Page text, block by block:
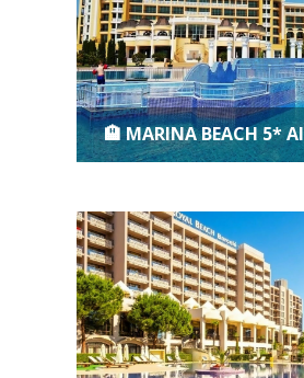
🏨 MARINA BEACH 5* AI